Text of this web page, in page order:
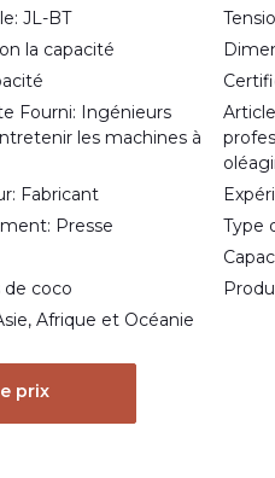
JL-BT
la capacité
Fourni: Ingénieurs
les machines à
Fabricant
Presse
Type
de coco
Afrique et Océanie
prix